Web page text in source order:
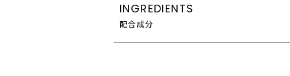
抗酸化防御を強化し、細胞エネルギー代謝
ポートします。
INGREDIENTS
配合成分